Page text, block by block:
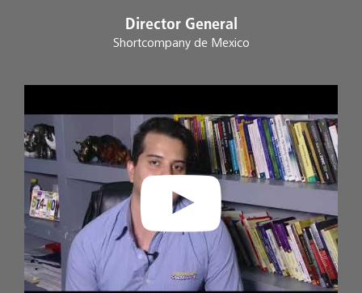
Director General
Shortcompany de Mexico